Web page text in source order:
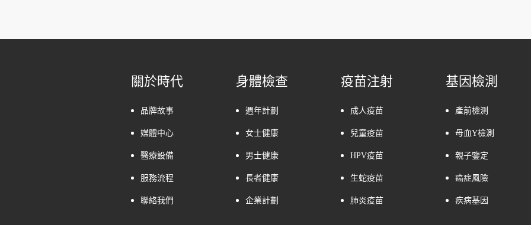
關於時代
品牌故事
媒體中心
醫療設備
服務流程
聯絡我們
身體檢查
週年計劃
女士健康
男士健康
長者健康
企業計劃
疫苗注射
成人疫苗
兒童疫苗
HPV疫苗
生蛇疫苗
肺炎疫苗
基因檢測
產前檢測
母血Y檢測
親子鑒定
癌症風險
疾病基因